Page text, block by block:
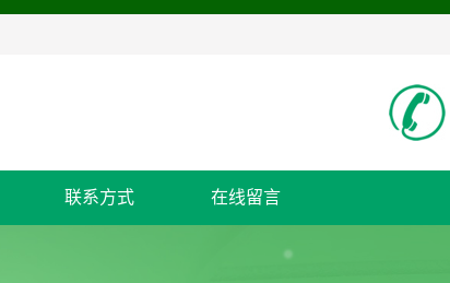
联系方式 在线留言